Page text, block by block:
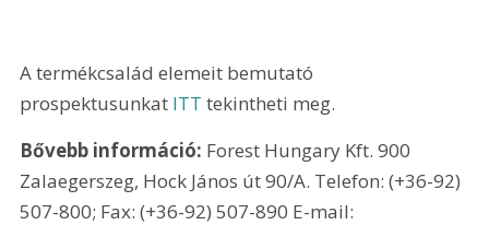
A termékcsalád elemeit bemutató
prospektusunkat ITT tekintheti meg.
Bővebb információ: Forest Hungary Kft. 900
Zalaegerszeg, Hock János út 90/A. Telefon: (+36-92)
507-800; Fax: (+36-92) 507-890 E-mail: